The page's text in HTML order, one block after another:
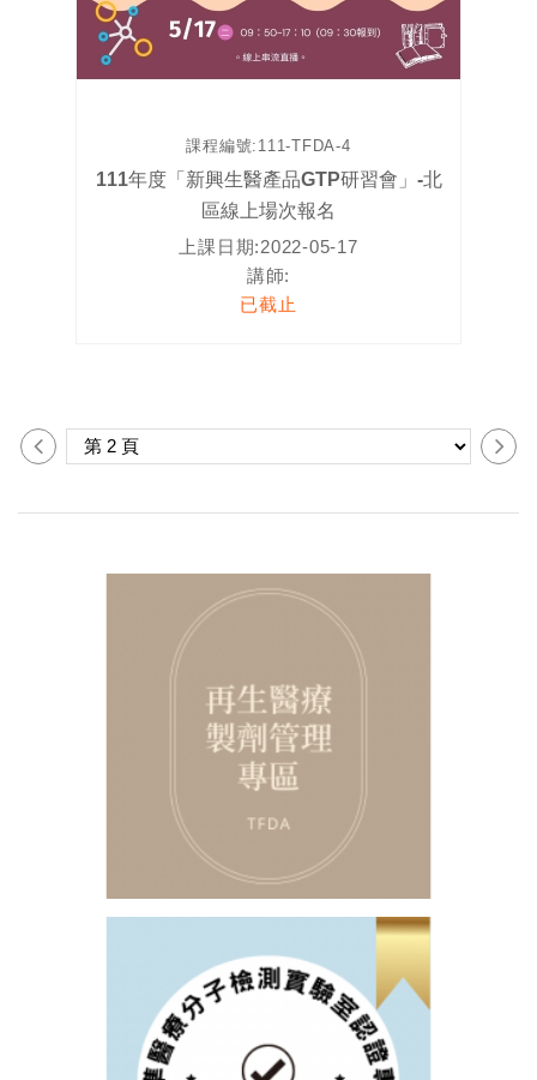
課程編號: 111-TFDA-4
111年度「新興生醫產品GTP研習會」-北
區線上場次報名
上課日期:2022-05-17
講師:
已截止